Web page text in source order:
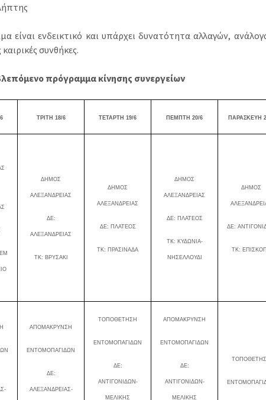
είναι ενδεικτικό και υπάρχει δυνατότητα αλλαγών,
συνθήκες.
πρόγραμμα κίνησης συνεργείων
6 ΤΡΙΤΗ 18/6 ΤΕΤΑΡΤΗ 19/6 ΠΕΜΠΤΗ 20/6 ΠΑΡΑΣΚΕΥΗ
ΔΗΜΟΣ
ΑΛΕΞΑΝΔΡΕΙΑΣ
ΔΕ:
ΑΛΕΞΑΝΔΡΕΙΑΣ
ΤΚ: ΒΡΥΣΑΚΙ
ΔΗΜΟΣ
ΑΛΕΞΑΝΔΡΕΙΑΣ
ΔΕ: ΠΛΑΤΕΟΣ
ΤΚ: ΠΡΑΣΙΝΑΔΑ
ΔΗΜΟΣ
ΑΛΕΞΑΝΔΡΕΙΑΣ
ΔΕ: ΠΛΑΤΕΟΣ
ΤΚ: ΚΥΔΩΝΙΑ-
ΝΗΣΕΛΛΟΥΔΙ
ΔΗΜΟΣ
ΔΕ:
ΤΚ:
ΑΠΟΜΑΚΡΥΝΣΗ
ΕΝΤΟΜΟΠΑΓΙΔΩΝ
ΔΕ:
ΑΛΕΞΑΝΔΡΕΙΑΣ-
ΤΟΠΟΘΕΤΗΣΗ
ΕΝΤΟΜΟΠΑΓΙΔΩΝ
ΔΕ:
ΑΝΤΙΓΟΝΙΔΩΝ-
ΜΕΛΙΚΗΣ
ΑΠΟΜΑΚΡΥΝΣΗ
ΕΝΤΟΜΟΠΑΓΙΔΩΝ
ΔΕ:
ΑΝΤΙΓΟΝΙΔΩΝ-
ΜΕΛΙΚΗΣ